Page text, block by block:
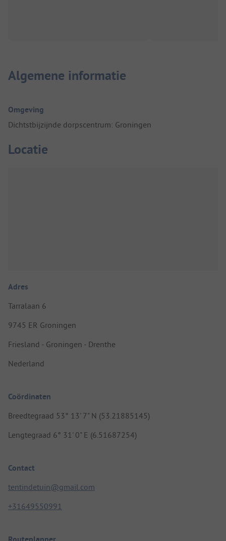
Algemene informatie
Omgeving
Dichtstbijzijnde dorpscentrum: Groningen
Locatie
Adres
Tarralaan 6
9745 ER Groningen
Friesland - Groningen - Drenthe
Nederland
Coördinaten
Breedtegraad 53° 13' 7" N (53.21885145)
Lengtegraad 6° 31' 0" E (6.51687254)
Contact
tentindetuin@gmail.com
+31649550991